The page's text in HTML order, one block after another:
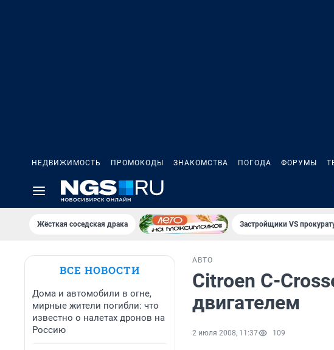
НЕДВИЖИМОСТЬ ПРОМОКОДЫ ЗНАКОМСТВА ПОГОДА ФОРУМЫ
Жёсткая соседская драка Застройщики VS
ВСЕ НОВОСТИ
Дома и автомобили в огне,
мирные жители погибли: что
известно о налетах дронов на
Россию
АВТО
Citroеn C-
двигателем
2 июля 2008, 11:37 109